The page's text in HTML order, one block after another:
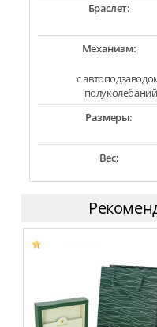
Браслет:
Механизм:
с
Размеры:
Вес: